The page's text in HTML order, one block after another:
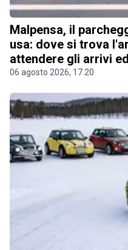
Malpensa, il
usa: dove si trova
attendere gli arrivi
06 agosto 2026, 17.20